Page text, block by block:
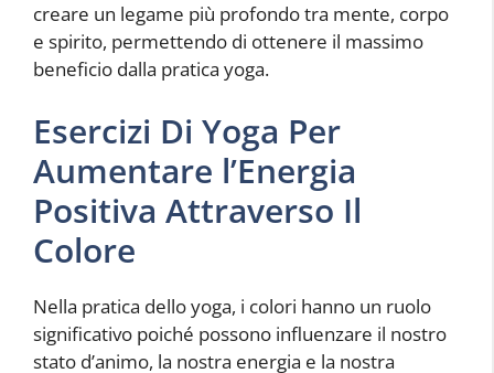
creare un legame più profondo tra mente, corpo
e spirito, permettendo di ottenere il massimo
beneficio dalla pratica yoga.
Esercizi Di Yoga Per
Aumentare l’Energia
Positiva Attraverso Il
Colore
Nella pratica dello yoga, i colori hanno un ruolo
significativo poiché possono influenzare il nostro
stato d’animo, la nostra energia e la nostra